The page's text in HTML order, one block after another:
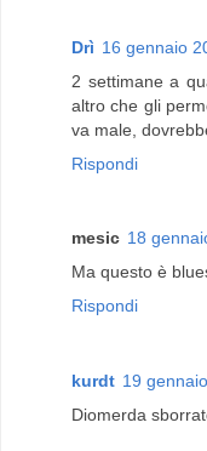
Drì 16 gennaio
2 settimane a
altro che gli
va male,
Rispondi
mesic 18
Ma questo è
Rispondi
kurdt 19
Diomerda